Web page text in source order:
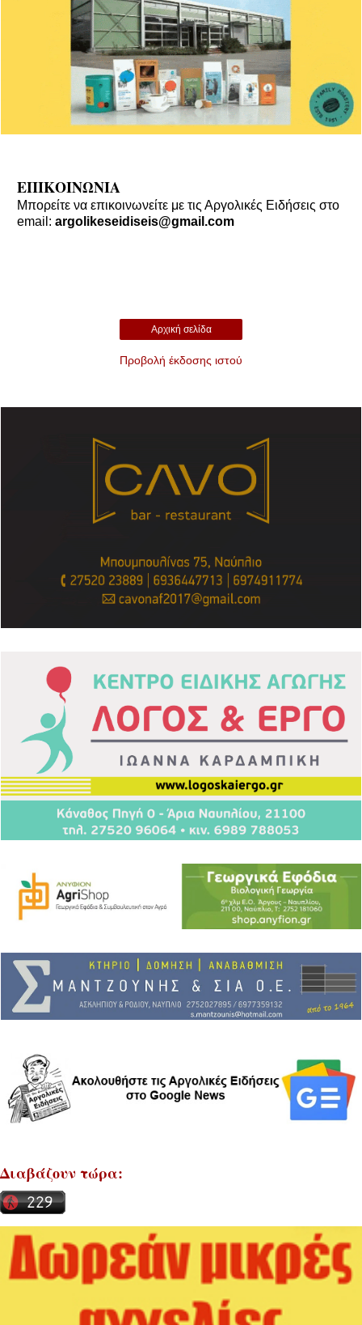
ΕΠΙΚΟΙΝΩΝΙΑ
Μπορείτε να επικοινωνείτε με τις Αργολικές Ειδήσεις στο
email: argolikeseidiseis@gmail.com
Αρχική σελίδα
Προβολή έκδοσης ιστού
Διαβάζουν τώρα: